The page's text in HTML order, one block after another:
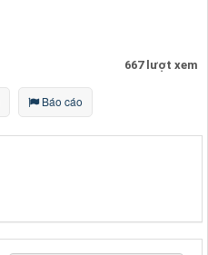
667 lượt xem
Báo cáo